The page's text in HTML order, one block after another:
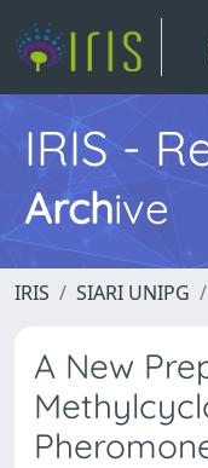
IRIS -
Archive
IRIS SIARI UNIPG
A New